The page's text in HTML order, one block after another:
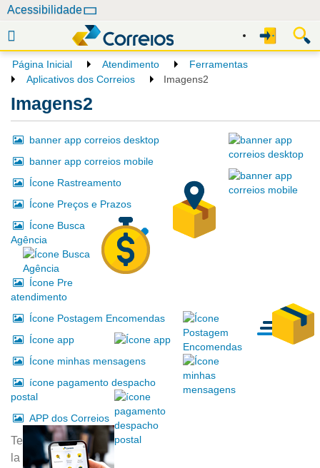
Acessibilidade
Página Inicial Atendimento
Ferramentas
Aplicativos dos Correios
Imagens2
Imagens2
banner app correios desktop
banner app correios mobile
Ícone Rastreamento
Ícone Preços e Prazos
Ícone Busca
Agência
Ícone Pre
atendimento
Ícone Postagem Encomendas
Ícone app
Ícone minhas mensagens
ícone pagamento despacho
postal
APP dos Correios
Te
la